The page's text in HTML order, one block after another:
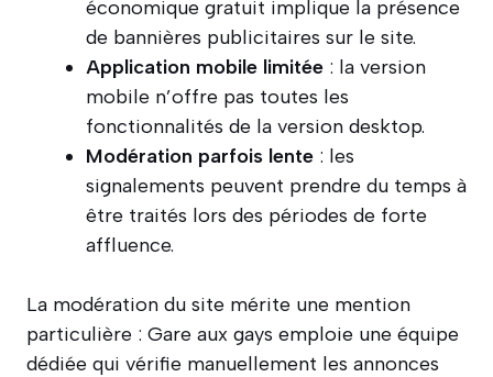
économique gratuit implique la présence
de bannières publicitaires sur le site.
Application mobile limitée : la version
mobile n’offre pas toutes les
fonctionnalités de la version desktop.
Modération parfois lente : les
signalements peuvent prendre du temps à
être traités lors des périodes de forte
affluence.
La modération du site mérite une mention
particulière : Gare aux gays emploie une équipe
dédiée qui vérifie manuellement les annonces